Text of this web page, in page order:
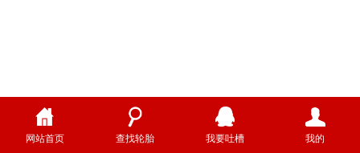
网站首页 查找轮胎 我要吐槽 我的